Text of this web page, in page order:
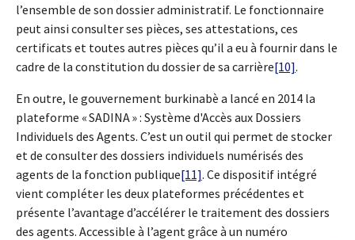
l’ensemble de son dossier administratif. Le fonctionnaire
peut ainsi consulter ses pièces, ses attestations, ces
certificats et toutes autres pièces qu’il a eu à fournir dans le
cadre de la constitution du dossier de sa carrière[10].
En outre, le gouvernement burkinabè a lancé en 2014 la
plateforme « SADINA » : Système d'Accès aux Dossiers
Individuels des Agents. C’est un outil qui permet de stocker
et de consulter des dossiers individuels numérisés des
agents de la fonction publique[11]. Ce dispositif intégré
vient compléter les deux plateformes précédentes et
présente l’avantage d’accélérer le traitement des dossiers
des agents. Accessible à l’agent grâce à un numéro